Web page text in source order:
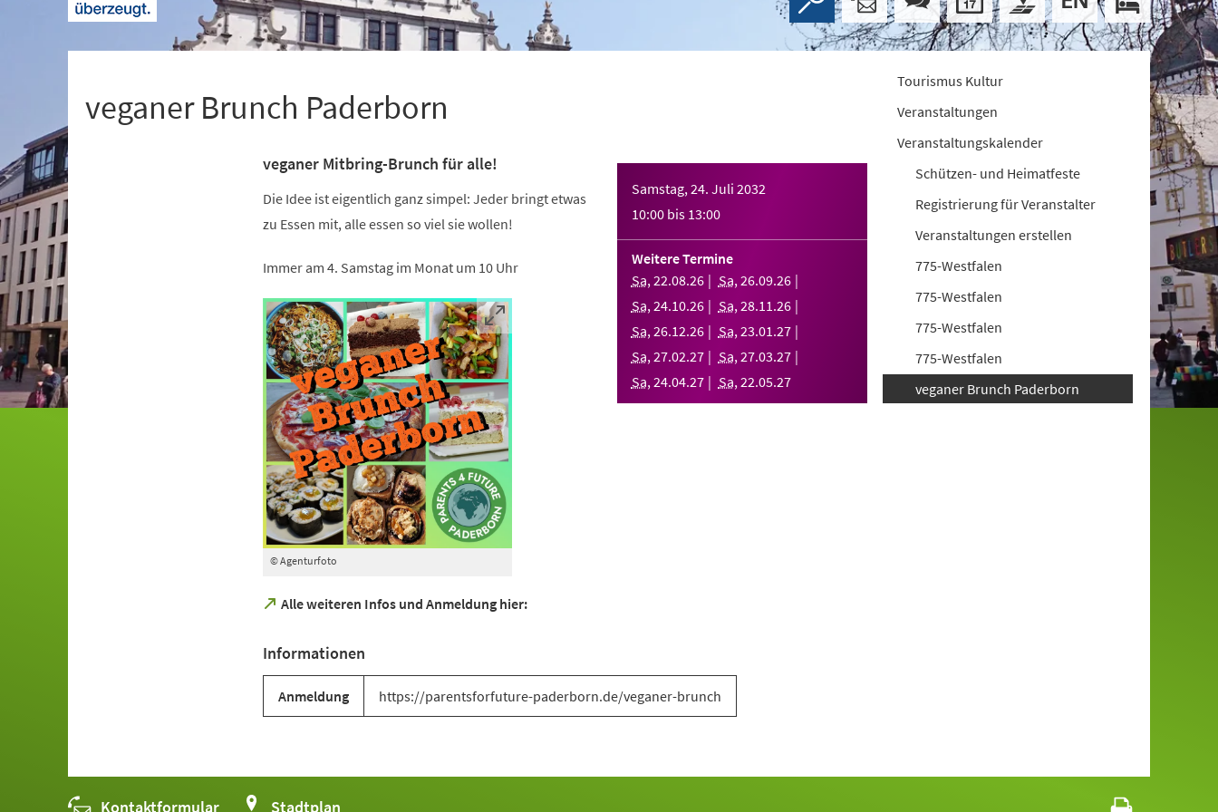
veganer Brunch Paderborn
Samstag, 24. Juli 2032
10:00 bis 13:00
Weitere Termine
Sa,22.08.26 Sa,26.09.26
Sa,24.10.26 Sa,28.11.26
Sa,26.12.26 Sa,23.01.27
Sa,27.02.27 Sa,27.03.27
Sa,24.04.27 Sa,22.05.27
veganer Mitbring-Brunch für alle!
Die Idee ist eigentlich ganz simpel: Jeder bringt etwas
zu Essen mit, alle essen so viel sie wollen!
Immer am 4. Samstag im Monat um 10 Uhr
© Agenturfoto
Alle weiteren Infos und Anmeldung hier:
(Öffnet
neuen
Tab)
Informationen
Anmeldung https://parentsforfuture-paderborn.de/veganer-brunch
Tourismus Kultur
Veranstaltungen
Veranstaltungskalender
Schützen- und Heimatfeste
Registrierung für Veranstalter
Veranstaltungen erstellen
775-Westfalen
775-Westfalen
775-Westfalen
775-Westfalen
veganer Brunch Paderborn
Kontaktformular Stadtplan
(Öffnet